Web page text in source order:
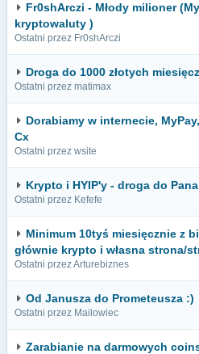
Fr0shArczi - Młody milioner
kryptowaluty )
Ostatni przez Fr0shArczi
Droga do 1000 złotych
Ostatni przez matimax
Dorabiamy w internecie,
Cx
Ostatni przez wsite
Krypto i HYIP'y - droga do
Ostatni przez Kefefe
Minimum 10tyś miesięcznie z
głównie krypto i własna strona/
Ostatni przez Arturebiznes
Od Janusza do Prometeusza :)
Ostatni przez Mailowiec
Zarabianie na darmowych